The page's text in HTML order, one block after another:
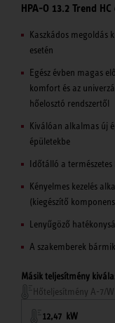
HPA-O 13.2 Trend
Kaszkádos megoldás
esetén
Egész évben magas
komfort és az
hőelosztó rendszertől
Kiválóan alkalmas új
épületekbe
Időtálló a
Kényelmes kezelés
(kiegészítő
Lenyűgöző
A szakemberek
Másik teljesítmény
Hőteljesítmény A-7/
12,47 kW